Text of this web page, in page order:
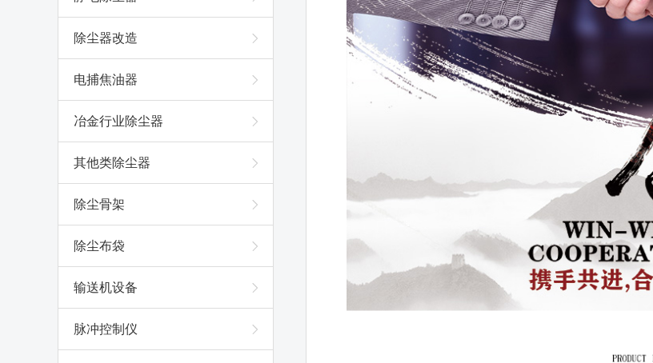
除尘器改造
电捕焦油器
冶金行业除尘器
其他类除尘器
除尘骨架
除尘布袋
输送机设备
脉冲控制仪